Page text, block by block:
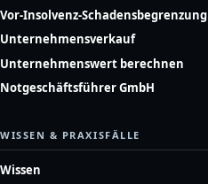
Vor-Insolvenz-Schadensbegrenzung
Unternehmensverkauf
Unternehmenswert berechnen
Notgeschäftsführer GmbH
WISSEN & PRAXISFÄLLE
Wissen